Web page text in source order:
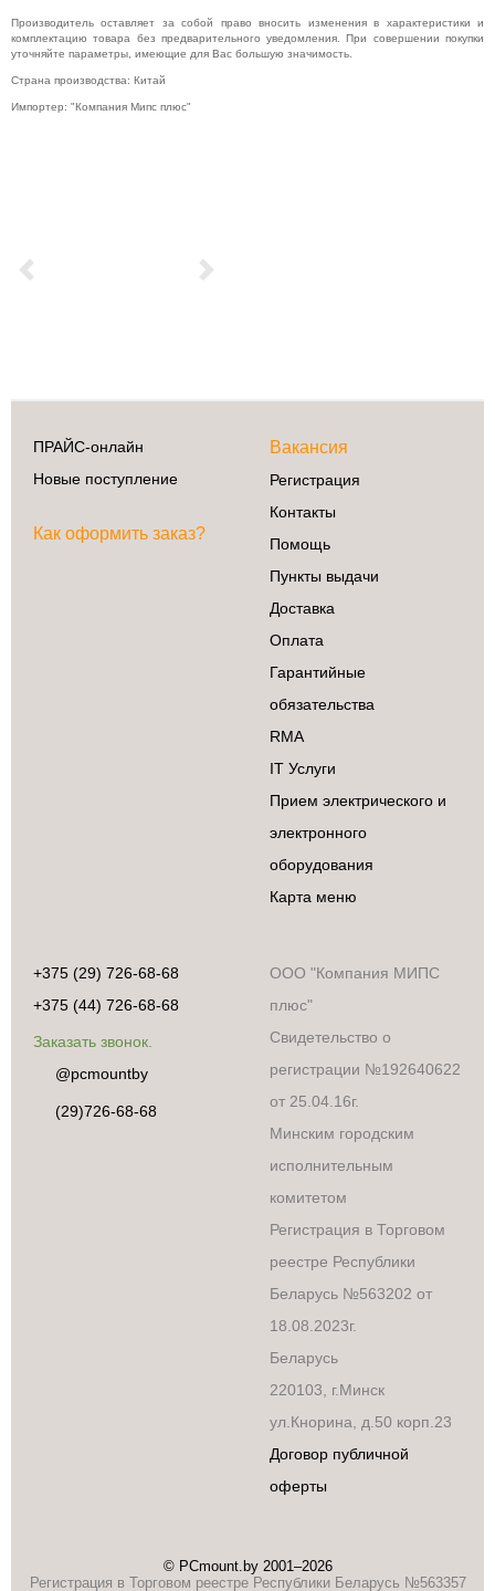
Previous Next
Производитель оставляет за собой право вносить изменения в характеристики и
комплектацию товара без предварительного уведомления. При совершении покупки
уточняйте параметры, имеющие для Вас большую значимость.
Страна производства: Китай
Импортер: "Компания Мипс плюс"
ПРАЙС-онлайн
Новые поступление
Как оформить заказ?
Вакансия
Регистрация
Контакты
Помощь
Пункты выдачи
Доставка
Оплата
Гарантийные
обязательства
RMA
IT Услуги
Прием электрического и
электронного
оборудования
Карта меню
+375 (29) 726-68-68
+375 (44) 726-68-68
Заказать звонок.
@pcmountby
(29)726-68-68
ООО "Компания МИПС
плюс"
Свидетельство о
регистрации №192640622
от 25.04.16г.
Минским городским
исполнительным
комитетом
Регистрация в Торговом
реестре Республики
Беларусь №563202 от
18.08.2023г.
Беларусь
220103, г.Минск
ул.Кнорина, д.50 корп.23
Договор публичной
оферты
© PCmount.by 2001–2026
Регистрация в Торговом реестре Республики Беларусь №563357